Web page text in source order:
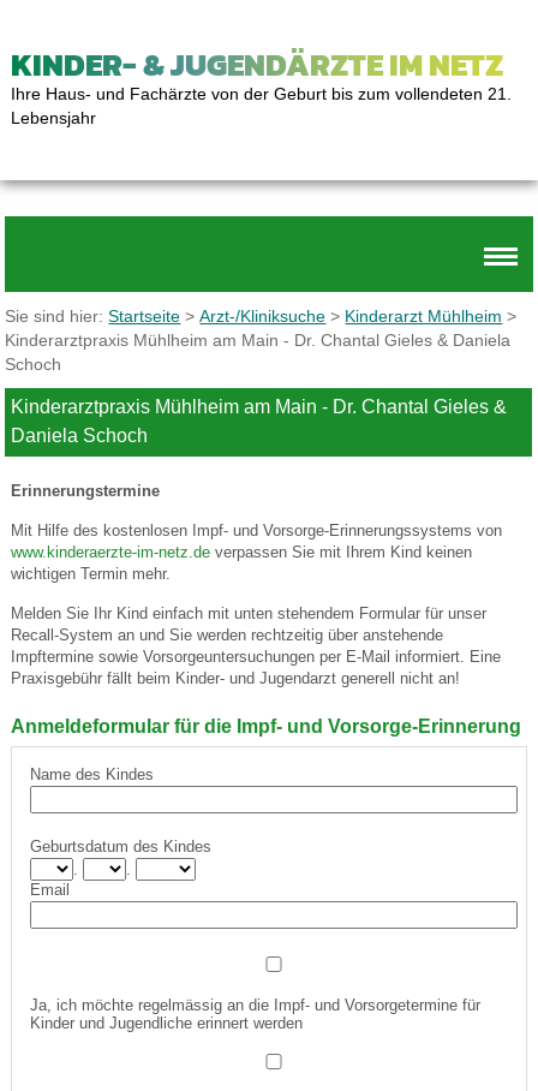
KINDER- & JUGENDÄRZTE IM NETZ
Ihre Haus- und Fachärzte von der Geburt bis zum vollendeten 21.
Lebensjahr
Sie sind hier:Startseite >Arzt-/Kliniksuche > Kinderarzt Mühlheim >
Kinderarztpraxis Mühlheim am Main - Dr. Chantal Gieles & Daniela
Schoch
Kinderarztpraxis Mühlheim am Main - Dr. Chantal Gieles &
Daniela Schoch
Erinnerungstermine
Mit Hilfe des kostenlosen Impf- und Vorsorge-Erinnerungssystems von
www.kinderaerzte-im-netz.deverpassen Sie mit Ihrem Kind keinen
wichtigen Termin mehr.
Melden Sie Ihr Kind einfach mit unten stehendem Formular für unser
Recall-System an und Sie werden rechtzeitig über anstehende
Impftermine sowie Vorsorgeuntersuchungen per E-Mail informiert. Eine
Praxisgebühr fällt beim Kinder- und Jugendarzt generell nicht an!
Anmeldeformular für die Impf- und Vorsorge-Erinnerung
Name des Kindes
Geburtsdatum des Kindes
Email
Ja, ich möchte regelmässig an die Impf- und Vorsorgetermine für
Kinder und Jugendliche erinnert werden